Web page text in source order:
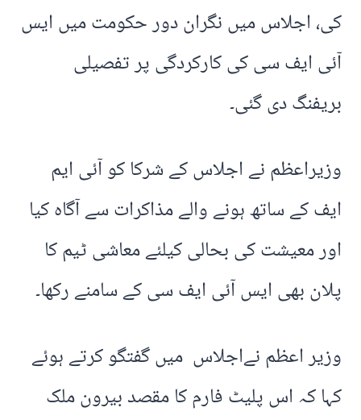
کی، اجلاس میں نگران دور حکومت میں ایس
آئی ایف سی کی کارکردگی پر تفصیلی
بریفنگ دی گئی۔
وزیراعظم نے اجلاس کے شرکا کو آئی ایم
ایف کے ساتھ ہونے والے مذاکرات سے آگاہ کیا
اور معیشت کی بحالی کیلئے معاشی ٹیم کا
پلان بھی ایس آئی ایف سی کے سامنے رکھا۔
وزیر اعظم نےاجلاس میں گفتگو کرتے ہوئے
کہا کہ اس پلیٹ فارم کا مقصد بیرون ملک